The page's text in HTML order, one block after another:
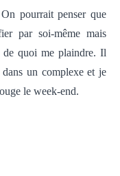
On pourrait penser que
par soi-même mais
quoi me plaindre. Il
dans un complexe et je
le week-end.